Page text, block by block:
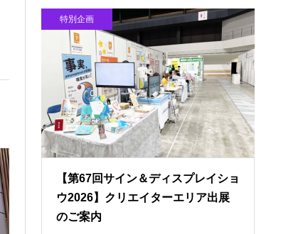
特別企画
【第67回サイン＆ディスプレイショ
ウ2026】クリエイターエリア出展
のご案内